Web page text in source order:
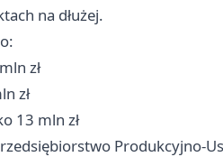
na dłużej.
zł
zł
13 mln zł
Produkcyjno-